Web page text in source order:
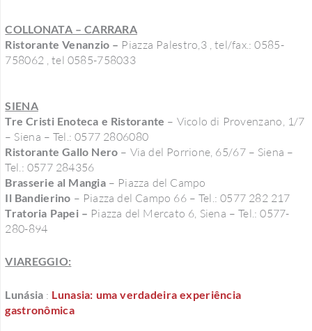
COLLONATA – CARRARA
Ristorante Venanzio – Piazza Palestro,3 , tel/fax.: 0585-
758062 , tel 0585-758033
SIENA
Tre Cristi Enoteca e Ristorante – Vicolo di Provenzano, 1/7
– Siena – Tel.: 0577 2806080
Ristorante Gallo Nero – Via del Porrione, 65/67 – Siena –
Tel.: 0577 284356
Brasserie al Mangia – Piazza del Campo
Il Bandierino – Piazza del Campo 66 – Tel.: 0577 282 217
Tratoria Papei – Piazza del Mercato 6, Siena – Tel.: 0577-
280-894
VIAREGGIO:
Lunásia : Lunasia: uma verdadeira experiência
gastronômica